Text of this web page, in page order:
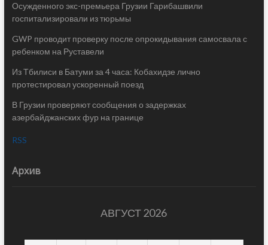
Осужденного экс-премьера Грузии Гарибашвили
госпитализировали из тюрьмы
GWP проводит проверку после опрокидывания самосвала с
ребенком на Руставели
Из Тбилиси в Батуми за 4 часа: Кобахидзе лично
протестировал ускоренный поезд
В Грузии проверяют сообщения о задержках
азербайджанских фур на границе
RSS
Архив
АВГУСТ 2026